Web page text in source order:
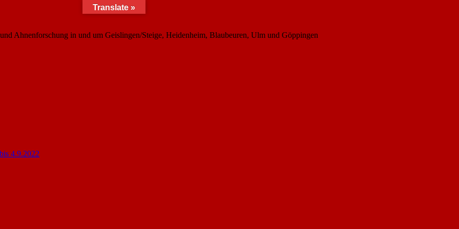
Ahnenforschung in und um Geislingen/Steige, Heidenheim, Blaubeuren, Ulm und Göppingen
4.9.2022
Translate »